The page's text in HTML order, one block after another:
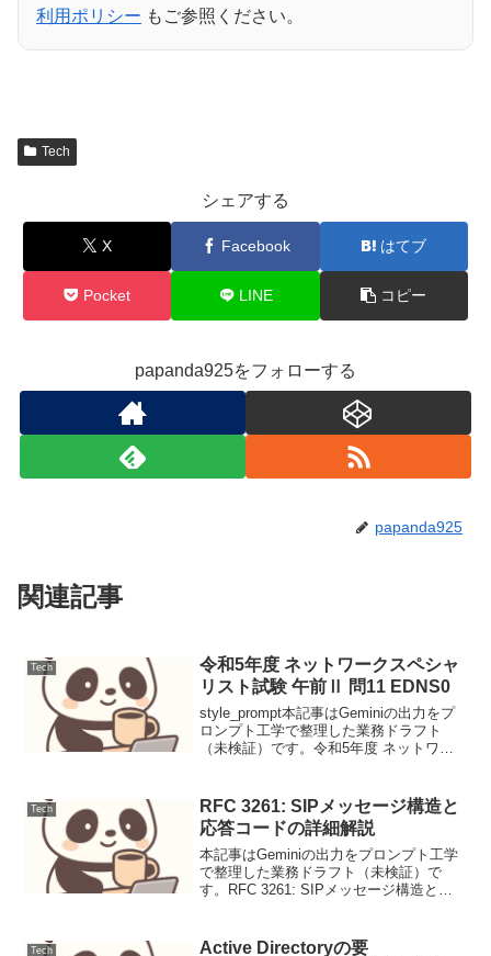
利用ポリシー もご参照ください。
Tech
シェアする
X Facebook はてブ
Pocket LINE コピー
papanda925をフォローする
papanda925
関連記事
Tech
令和5年度 ネットワークスペシャ
リスト試験 午前Ⅱ 問11 EDNS0
style_prompt本記事はGeminiの出力をプ
ロンプト工学で整理した業務ドラフト
（未検証）です。令和5年度 ネットワー
であるEDNS0の役割と、UDPパ...
Tech
RFC 3261: SIPメッセージ構造と
応答コードの詳細解説
本記事はGeminiの出力をプロンプト工学
で整理した業務ドラフト（未検証）で
す。RFC 3261: SIPメッセージ構造と応
のマルチ...
Tech
Active Directoryの要